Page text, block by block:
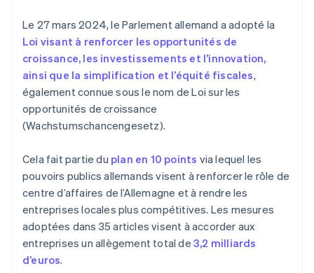
Le 27 mars 2024, le Parlement allemand a adopté la
Loi visant à renforcer les opportunités de
croissance, les investissements et l’innovation,
ainsi que la simplification et l’équité fiscales,
également connue sous le nom de Loi sur les
opportunités de croissance
(Wachstumschancengesetz).
Cela fait partie du plan en 10 points via lequel les
pouvoirs publics allemands visent à renforcer le rôle de
centre d’affaires de l’Allemagne et à rendre les
entreprises locales plus compétitives. Les mesures
adoptées dans 35 articles visent à accorder aux
entreprises un allègement total de 3,2 milliards
d’euros.